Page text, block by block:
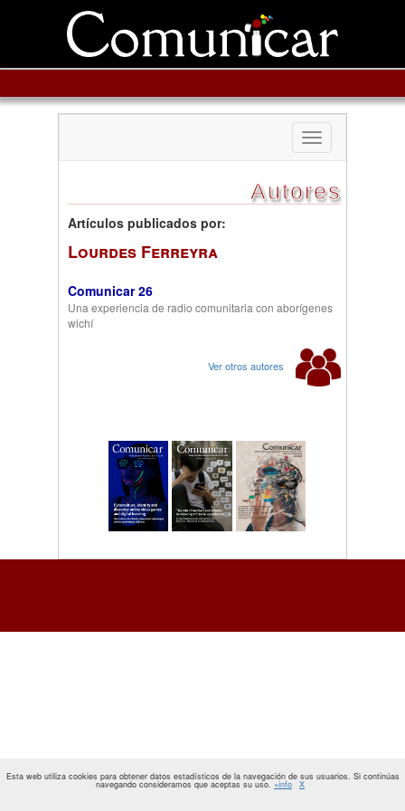
Toggle
navigation
Autores
Artículos publicados por:
Lourdes Ferreyra
Comunicar 26
Una experiencia de radio comunitaria con aborígenes
wichí
Ver otros autores
Esta web utiliza cookies para obtener datos estadísticos de la navegación de sus usuarios. Si continúas
navegando consideramos que aceptas su uso. +info X